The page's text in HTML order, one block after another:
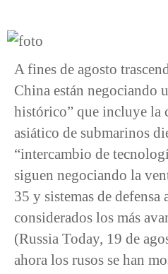
A fines de agosto
China están negociando
histórico” que incluye la
asiático de submarinos
“intercambio de
siguen negociando la
35 y sistemas de defensa
considerados los más
(Russia Today, 19 de
ahora los rusos se han